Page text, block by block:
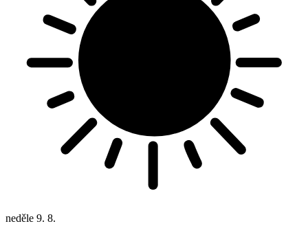
neděle 9. 8.